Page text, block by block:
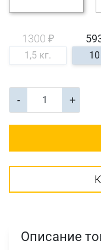
1300 ₽
1,5 кг.
- +
Описание